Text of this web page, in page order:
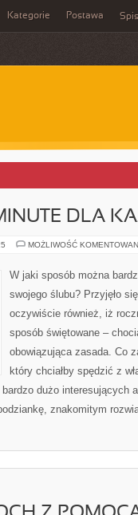
Kategorie Postawa
DLA
MOŻLIWOŚĆ
W jaki sposób można
swojego ślubu? Przyjęło
oczywiście również, iż
sposób świętowane –
obowiązująca zasada. Co
który chciałby spędzić z
dużo interesujących
znakomitym